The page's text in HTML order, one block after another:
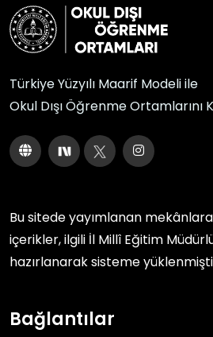
Türkiye Yüzyılı Maarif Modeli ile
Okul Dışı Öğrenme Ortamlarını
Bu sitede yayımlanan
içerikler, ilgili İl Millî Eğitim
hazırlanarak sisteme
Bağlantılar